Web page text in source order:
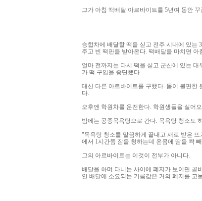
그가 아침 떡배달 아르바이트를 5년여 동안
승합차에 배달할 떡을 싣고 전주 시내에 있는
주고 빈 떡판을 받아온다. 떡배달을 마치면 아
얼마 전까지는 다시 떡을 싣고 군산에 있는
가 떡 구입을 중단했다.
대신 다른 아르바이트를 구했다. 몸이 불편한
다.
오후엔 학원차를 운전한다. 학원생들을 실어
밤에는 공중목욕탕으로 간다. 목욕탕 청소도
"목욕탕 청소를 말끔하게 끝내고 새로 받은
에서 1시간쯤 잠을 청하는데 온몸에 땀을 쫙
그의 아르바이트는 이것이 전부가 아니다.
배달을 하며 다니는 사이에 폐지가 보이면 곧
안 배달에 소요되는 기름값은 거의 폐지를 고